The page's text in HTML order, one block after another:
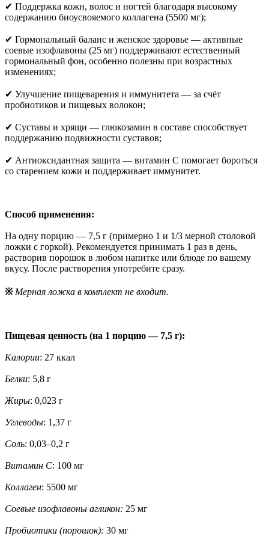
✔ Поддержка кожи, волос и ногтей благодаря высокому
содержанию биоусвояемого коллагена (5500 мг);
✔ Гормональный баланс и женское здоровье — активные
соевые изофлавоны (25 мг) поддерживают естественный
гормональный фон, особенно полезны при возрастных
изменениях;
✔ Улучшение пищеварения и иммунитета — за счёт
пробиотиков и пищевых волокон;
✔ Суставы и хрящи — глюкозамин в составе способствует
поддержанию подвижности суставов;
✔ Антиоксидантная защита — витамин C помогает бороться
со старением кожи и поддерживает иммунитет.
Способ применения:
На одну порцию — 7,5 г (примерно 1 и 1/3 мерной столовой
ложки с горкой). Рекомендуется принимать 1 раз в день,
растворив порошок в любом напитке или блюде по вашему
вкусу. После растворения употребите сразу.
※ Мерная ложка в комплект не входит.
Пищевая ценность (на 1 порцию — 7,5 г):
Калории: 27 ккал
Белки: 5,8 г
Жиры: 0,023 г
Углеводы: 1,37 г
Соль: 0,03–0,2 г
Витамин C: 100 мг
Коллаген: 5500 мг
Соевые изофлавоны агликон: 25 мг
Пробиотики (порошок): 30 мг